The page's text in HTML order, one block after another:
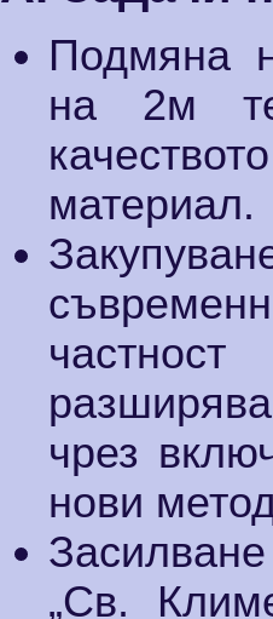
Подмяна
на 2м
материал.
чрез
нови
„Св.